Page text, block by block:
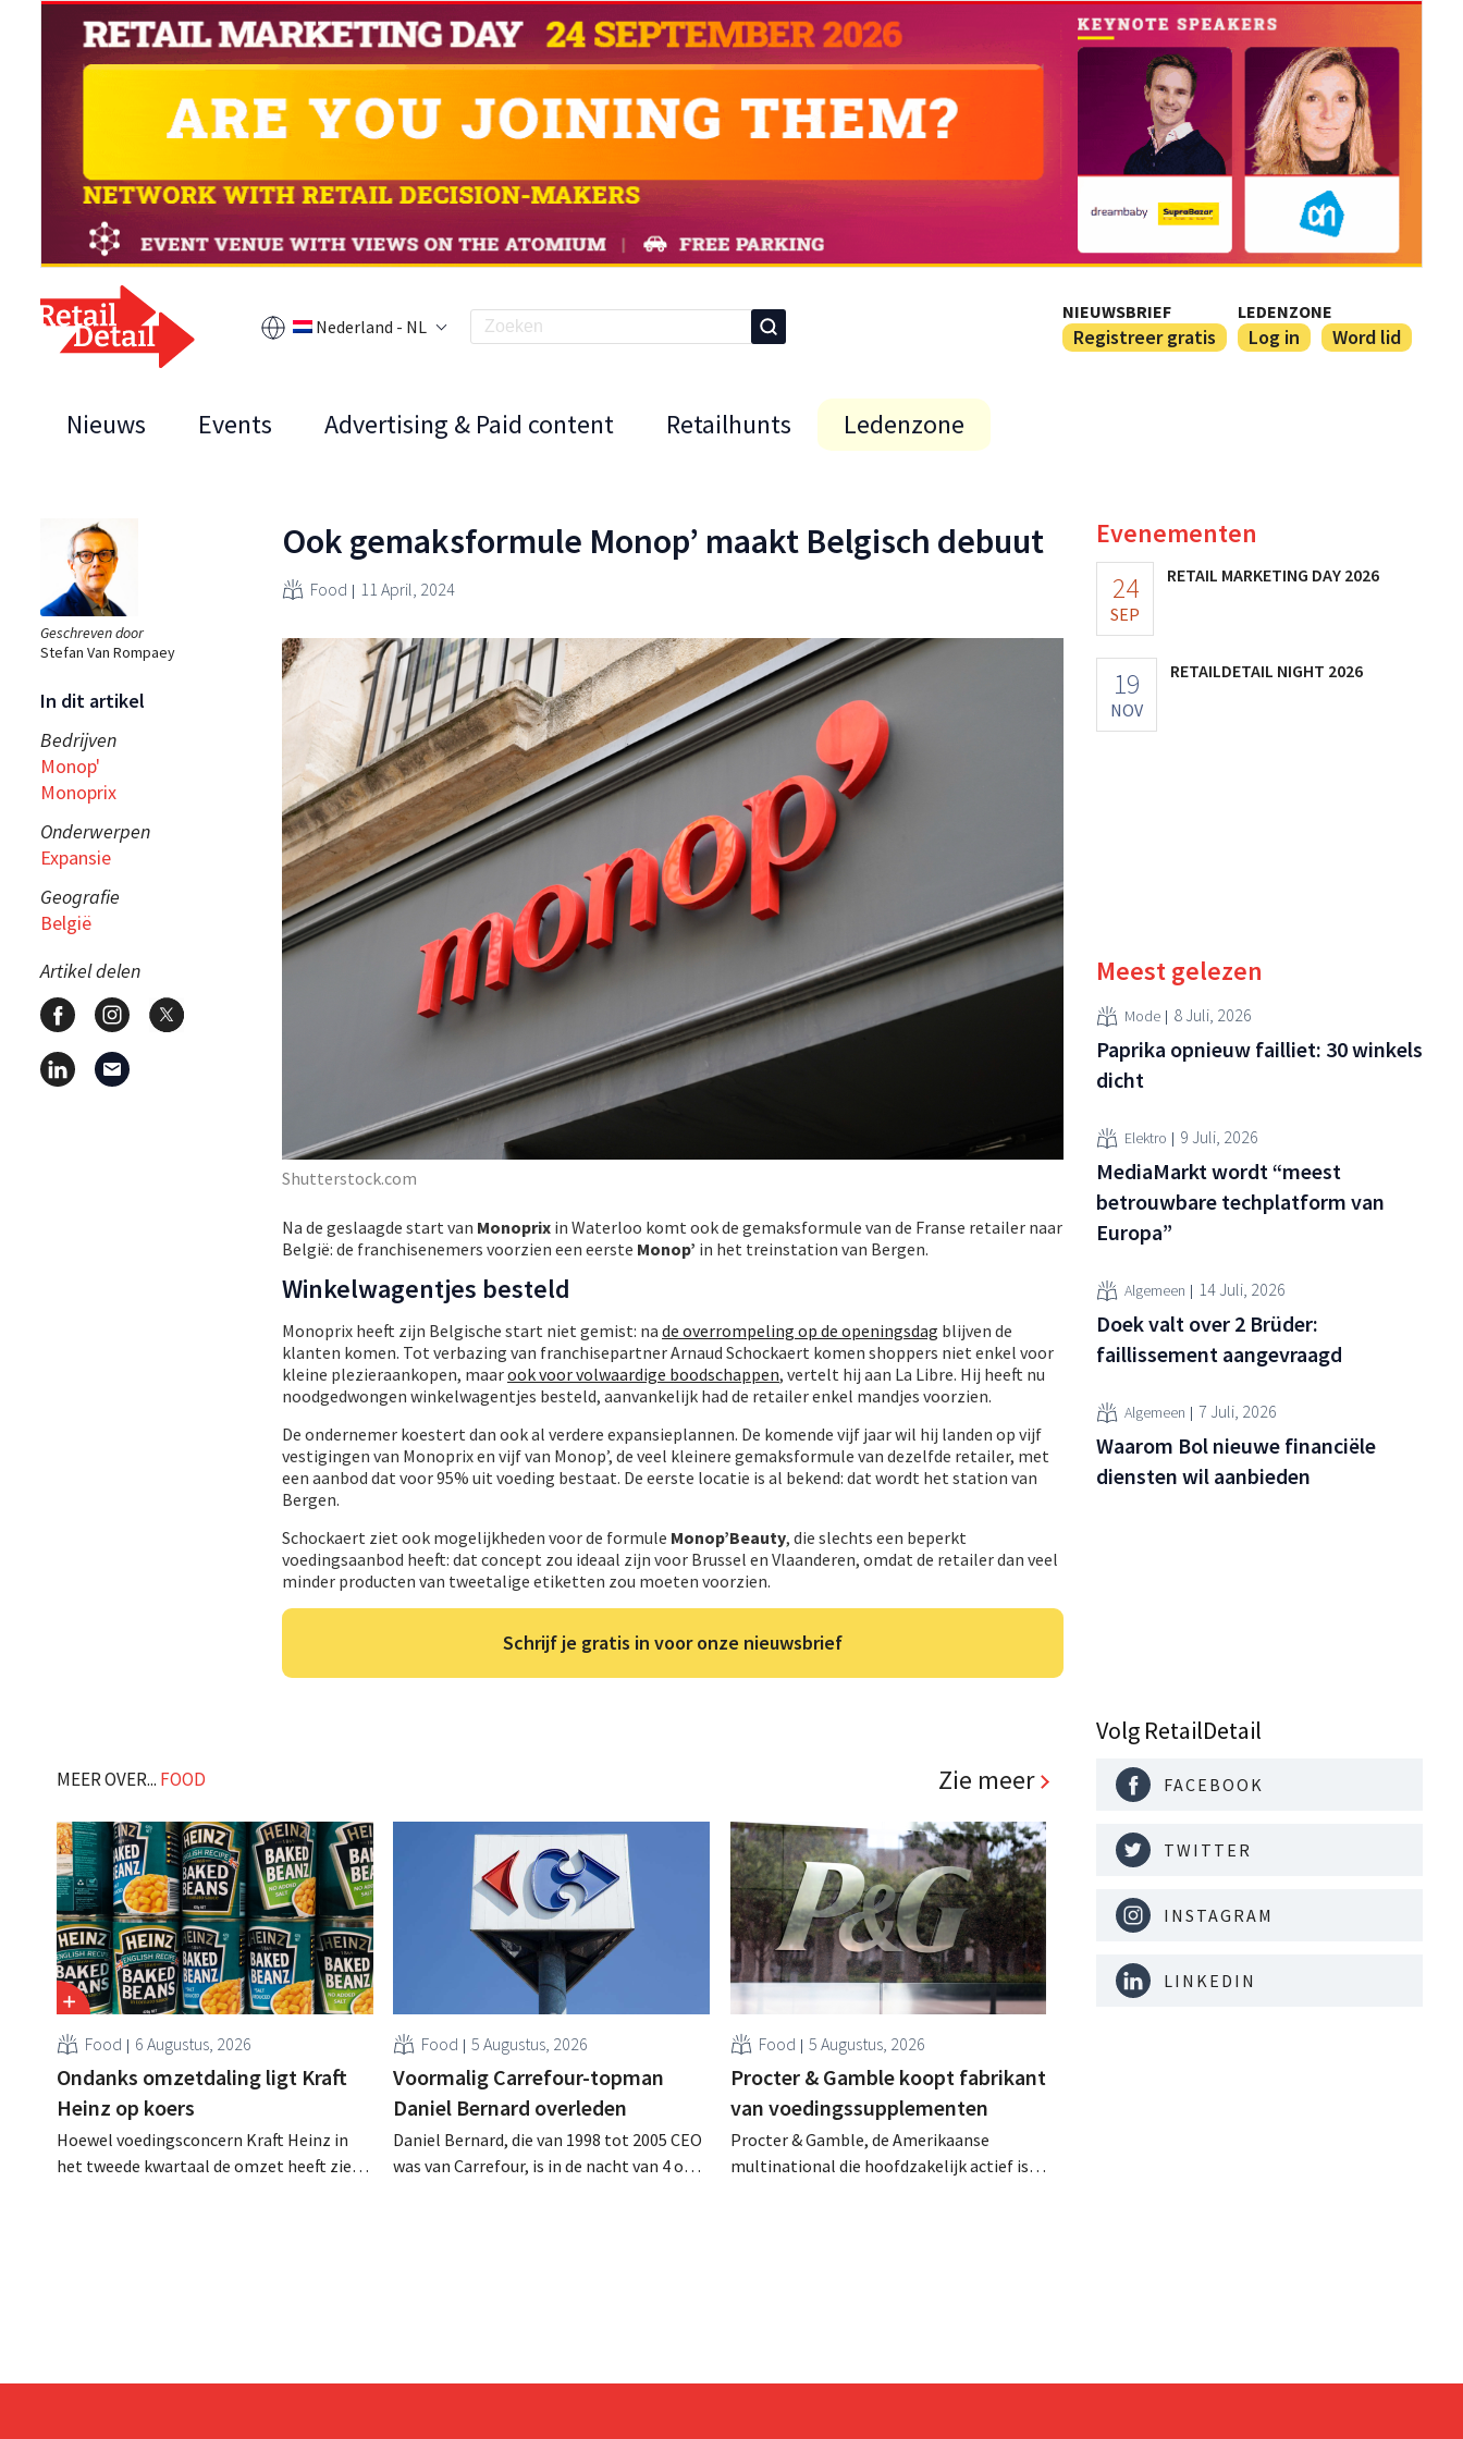
Nederland - NL
NIEUWSBRIEF
Registreer gratis
LEDENZONE
Log in Word lid
Nieuws Events Advertising & Paid content Retailhunts Ledenzone
Geschreven door
Stefan Van Rompaey
In dit artikel
Bedrijven
Monop'
Monoprix
Onderwerpen
Expansie
Geografie
België
Artikel delen
Ook gemaksformule Monop’ maakt Belgisch debuut
Food 11 April, 2024
Shutterstock.com
Na de geslaagde start van Monoprix in Waterloo komt ook de gemaksformule van de Franse retailer naar
België: de franchisenemers voorzien een eerste Monop’ in het treinstation van Bergen.
Winkelwagentjes besteld
Monoprix heeft zijn Belgische start niet gemist: na de overrompeling op de openingsdag blijven de
klanten komen. Tot verbazing van franchisepartner Arnaud Schockaert komen shoppers niet enkel voor
kleine plezieraankopen, maarook voor volwaardige boodschappen, vertelt hij aan La Libre. Hij heeft nu
noodgedwongen winkelwagentjes besteld, aanvankelijk had de retailer enkel mandjes voorzien.
De ondernemer koestert dan ook al verdere expansieplannen. De komende vijf jaar wil hij landen op vijf
vestigingen van Monoprix en vijf van Monop’, de veel kleinere gemaksformule van dezelfde retailer, met
een aanbod dat voor 95% uit voeding bestaat. De eerste locatie is al bekend: dat wordt het station van
Bergen.
Schockaert ziet ook mogelijkheden voor de formule Monop’Beauty, die slechts een beperkt
voedingsaanbod heeft: dat concept zou ideaal zijn voor Brussel en Vlaanderen, omdat de retailer dan veel
minder producten van tweetalige etiketten zou moeten voorzien.
Schrijf je gratis in voor onze nieuwsbrief
MEER OVER... FOOD Zie meer
Food 6 Augustus, 2026
Ondanks omzetdaling ligt Kraft
Heinz op koers
Hoewel voedingsconcern Kraft Heinz in
het tweede kwartaal de omzet heeft zien
Food 5 Augustus, 2026
Voormalig Carrefour-topman
Daniel Bernard overleden
Daniel Bernard, die van 1998 tot 2005 CEO
was van Carrefour, is in de nacht van 4 op 5
Food 5 Augustus, 2026
Procter & Gamble koopt fabrikant
van voedingssupplementen
Procter & Gamble, de Amerikaanse
multinational die hoofdzakelijk actief is in
Evenementen
24
SEP
RETAIL MARKETING DAY 2026
19
NOV
RETAILDETAIL NIGHT 2026
Meest gelezen
Mode 8 Juli, 2026
Paprika opnieuw failliet: 30 winkels
dicht
Elektro 9 Juli, 2026
MediaMarkt wordt “meest
betrouwbare techplatform van
Europa”
Algemeen 14 Juli, 2026
Doek valt over 2 Brüder:
faillissement aangevraagd
Algemeen 7 Juli, 2026
Waarom Bol nieuwe financiële
diensten wil aanbieden
Volg RetailDetail
FACEBOOK
TWITTER
INSTAGRAM
LINKEDIN